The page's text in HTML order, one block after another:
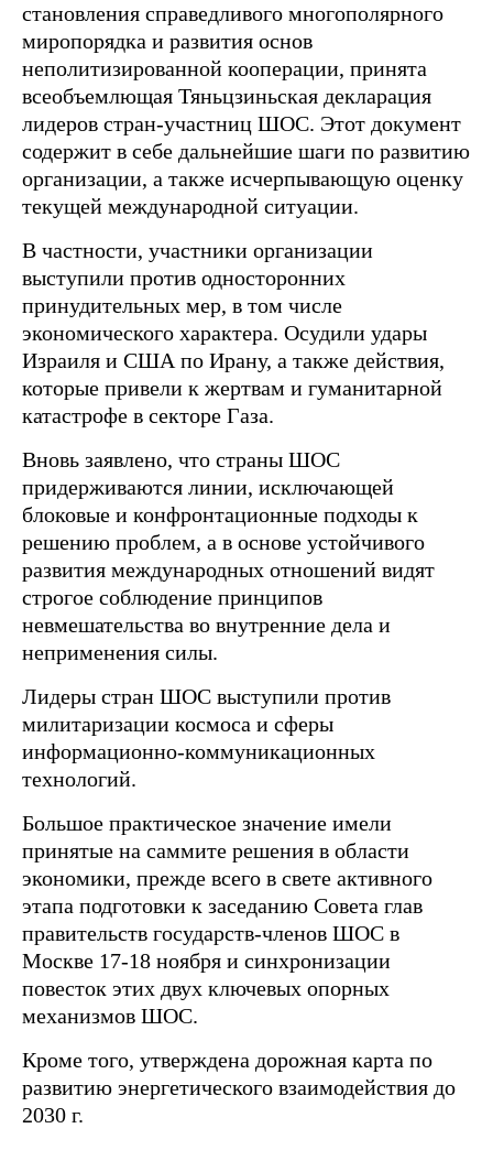
становления справедливого многополярного
миропорядка и развития основ
неполитизированной кооперации, принята
всеобъемлющая Тяньцзиньская декларация
лидеров стран-участниц ШОС. Этот документ
содержит в себе дальнейшие шаги по развитию
организации, а также исчерпывающую оценку
текущей международной ситуации.
В частности, участники организации
выступили против односторонних
принудительных мер, в том числе
экономического характера. Осудили удары
Израиля и США по Ирану, а также действия,
которые привели к жертвам и гуманитарной
катастрофе в секторе Газа.
Вновь заявлено, что страны ШОС
придерживаются линии, исключающей
блоковые и конфронтационные подходы к
решению проблем, а в основе устойчивого
развития международных отношений видят
строгое соблюдение принципов
невмешательства во внутренние дела и
неприменения силы.
Лидеры стран ШОС выступили против
милитаризации космоса и сферы
информационно-коммуникационных
технологий.
Большое практическое значение имели
принятые на саммите решения в области
экономики, прежде всего в свете активного
этапа подготовки к заседанию Совета глав
правительств государств-членов ШОС в
Москве 17-18 ноября и синхронизации
повесток этих двух ключевых опорных
механизмов ШОС.
Кроме того, утверждена дорожная карта по
развитию энергетического взаимодействия до
2030 г.